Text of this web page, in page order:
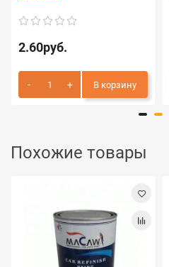
2.60руб.
В корзину
Похожие товары